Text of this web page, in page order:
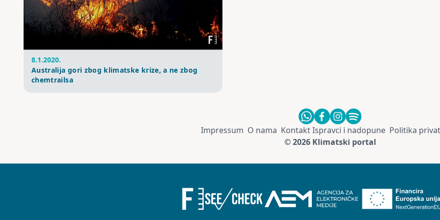
8.1.2020.
Australija gori zbog klimatske krize, a ne zbog
chemtrailsa
Impressum O nama KontaktIspravci i nadopune Politika
© 2026 Klimatski portal